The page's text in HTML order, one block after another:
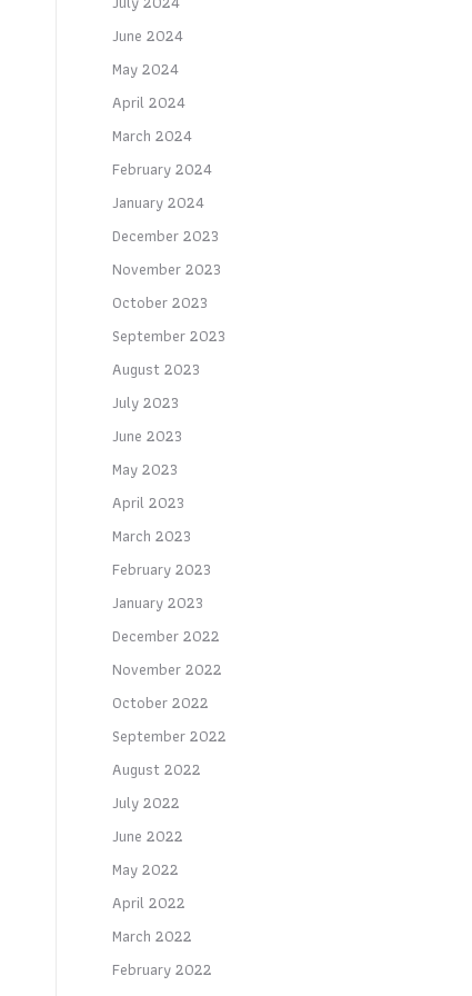
June 2024
May 2024
April 2024
March 2024
February 2024
January 2024
December 2023
November 2023
October 2023
September 2023
August 2023
July 2023
June 2023
May 2023
April 2023
March 2023
February 2023
January 2023
December 2022
November 2022
October 2022
September 2022
August 2022
July 2022
June 2022
May 2022
April 2022
March 2022
February 2022